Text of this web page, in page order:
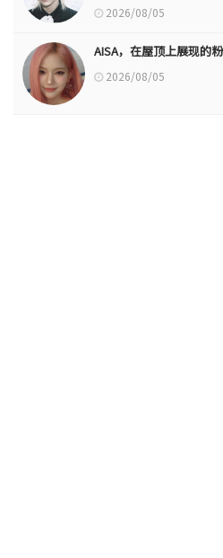
2026/08/05
AISA，在屋顶上展现的
2026/08/05